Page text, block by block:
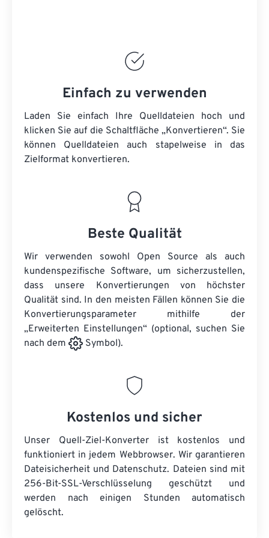
Einfach zu verwenden
Laden Sie einfach Ihre Quelldateien hoch und
klicken Sie auf die Schaltfläche „Konvertieren“. Sie
können Quelldateien auch stapelweise in das
Zielformat konvertieren.
Beste Qualität
Wir verwenden sowohl Open Source als auch
kundenspezifische Software, um sicherzustellen,
dass unsere Konvertierungen von höchster
Qualität sind. In den meisten Fällen können Sie die
Konvertierungsparameter mithilfe der
„Erweiterten Einstellungen“ (optional, suchen Sie
nach dem
Symbol).
Kostenlos und sicher
Unser Quell-Ziel-Konverter ist kostenlos und
funktioniert in jedem Webbrowser. Wir garantieren
Dateisicherheit und Datenschutz. Dateien sind mit
256-Bit-SSL-Verschlüsselung geschützt und
werden nach einigen Stunden automatisch
gelöscht.